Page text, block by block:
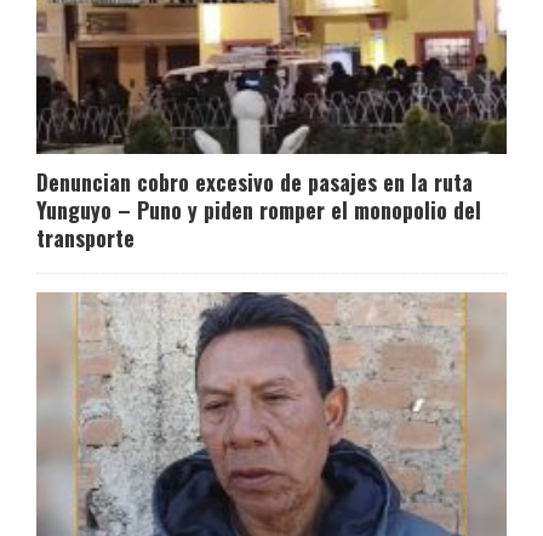
Denuncian cobro excesivo de pasajes en la ruta
Yunguyo – Puno y piden romper el monopolio del
transporte